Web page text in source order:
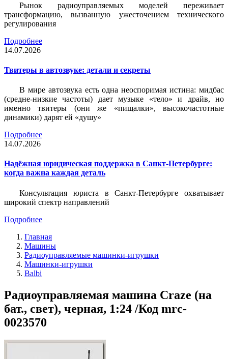
Рынок радиоуправляемых моделей переживает
трансформацию, вызванную ужесточением технического
регулирования
Подробнее
14.07.2026
Твитеры в автозвуке: детали и секреты
В мире автозвука есть одна неоспоримая истина: мидбас
(средне-низкие частоты) дает музыке «тело» и драйв, но
именно твитеры (они же «пищалки», высокочастотные
динамики) дарят ей «душу»
Подробнее
14.07.2026
Надёжная юридическая поддержка в Санкт-Петербурге:
когда важна каждая деталь
Консультация юриста в Санкт-Петербурге охватывает
широкий спектр направлений
Подробнее
Главная
Машины
Радиоуправляемые машинки-игрушки
Машинки-игрушки
Balbi
Радиоуправляемая машина Craze (на
бат., свет), черная, 1:24 /Код mrc-
0023570